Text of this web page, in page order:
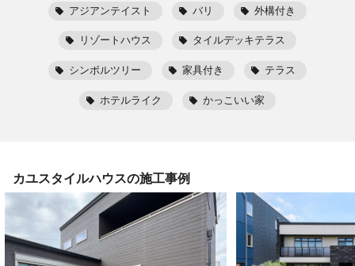
アジアンテイスト バリ 外構付き
リゾートハウス タイルデッキテラス
シンボルツリー 家具付き テラス
ホテルライク かっこいい家
カユスタイルハウスの施工事例